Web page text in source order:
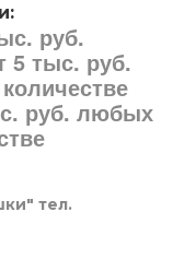
руб.
5 тыс. руб.
руб. любых
тел.